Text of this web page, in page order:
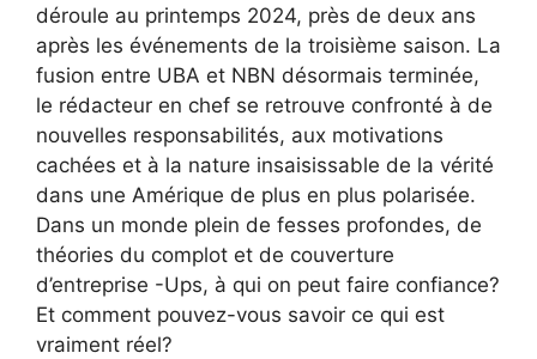
déroule au printemps 2024, près de deux ans
après les événements de la troisième saison. La
fusion entre UBA et NBN désormais terminée,
le rédacteur en chef se retrouve confronté à de
nouvelles responsabilités, aux motivations
cachées et à la nature insaisissable de la vérité
dans une Amérique de plus en plus polarisée.
Dans un monde plein de fesses profondes, de
théories du complot et de couverture
d’entreprise -Ups, à qui on peut faire confiance?
Et comment pouvez-vous savoir ce qui est
vraiment réel?